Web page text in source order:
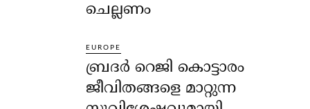
ചെല്ലണം
EUROPE
ബ്രദർ റെജി കൊട്ടാരം
ജീവിതങ്ങളെ മാറ്റുന്ന